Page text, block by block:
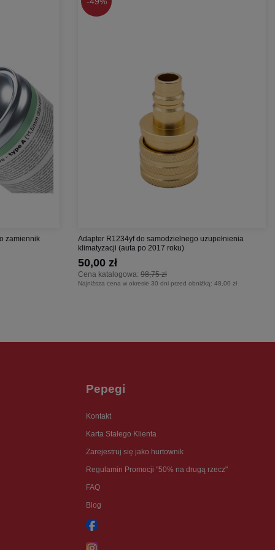
zamiennik
Adapter R1234yf do samodzielnego uzupełnienia
klimatyzacji (auta po 2017 roku)
Cena katalogowa: 98,75 zł
50,00 zł
Najniższa cena w okresie 30 dni przed obniżką: 48,00 zł
Pepegi
Kontakt
Karta Stałego Klienta
Zarejestruj się jako hurtownik
Regulamin Promocji "50% na drugą rzecz"
FAQ
Blog